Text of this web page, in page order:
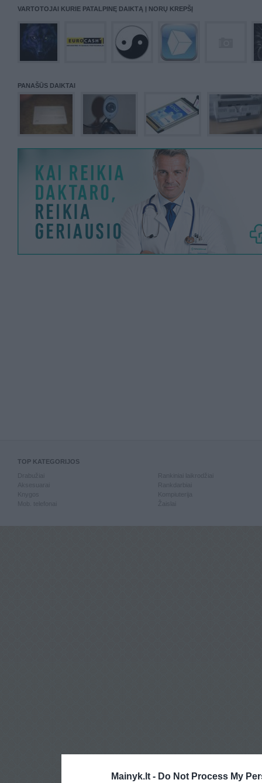
Mainyk.lt - Do Not Process My
VARTOTOJAI KURIE PATALPINĘ DAIKTĄ Į NORŲ KREPŠĮ
PANAŠŪS DAIKTAI
TOP KATEGORIJOS
Knygos
Mob. telefonai
Kompiuterija
Žaislai